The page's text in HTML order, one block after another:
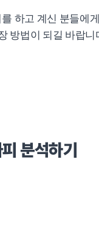
하고 계신 분들에
방법이 되길 바랍니
분석하기